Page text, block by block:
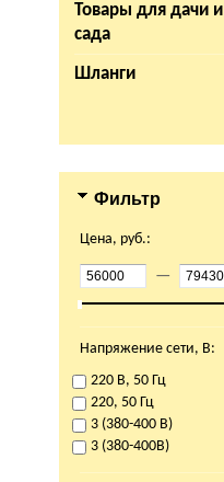
Товары для дачи и
сада
Шланги
Фильтр
Цена, руб.:
—
Напряжение сети, В:
220 В, 50 Гц
220, 50 Гц
3 (380-400 В)
3 (380-400В)